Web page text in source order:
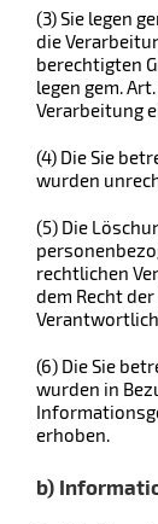
(3) Sie legen
die
berechtigten
legen gem.
Verarbeitung
(4) Die Sie
wurden
(5) Die
rechtlichen
dem Recht
(6) Die Sie
wurden in
erhoben.
b)